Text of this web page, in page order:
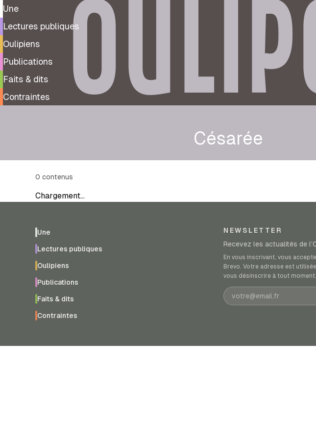
Une
Lectures publiques
Oulipiens
Publications
Faits & dits
Contraintes
Césarée
0 contenus
Chargement…
Une
Lectures publiques
Oulipiens
Publications
Faits & dits
Contraintes
NEWSLETTER
Recevez les actualités de
En vous inscrivant, vous
Brevo. Votre adresse est
vous désinscrire à tout moment.
Adresse e-mail